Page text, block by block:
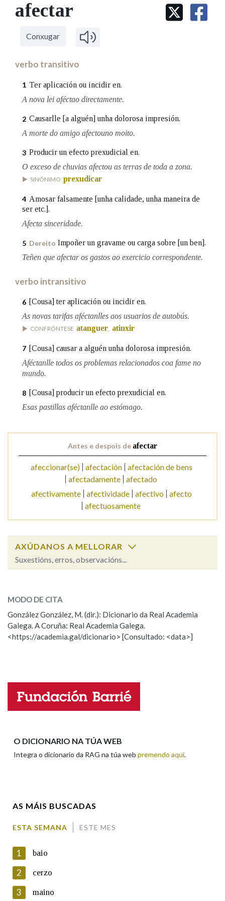
IDENTIDADE CORPORATIVA
MARCIAL DEL ADALID
FIGURAS HOMENAXEADAS
Facebook
TwitterYoutubeInstagram
Bluesky
BUSCAR NOS LEMAS
Comeza por
BUSCAR NO CONTIDO
Nas definicións
Nos exemplos
Na fraseoloxía
OUTRAS OPCIÓNS DE BUSCA
Marcas gramaticais
Pertence a
LIMPAR
afectar
Conxugar
verbo transitivo
1 Ter aplicación ou incidir en.
A nova lei aféctao directamente.
2 Causarlle [a alguén] unha dolorosa impresión.
A morte do amigo afectouno moito.
3 Producir un efecto prexudicial en.
O exceso de chuvias afectou as terras de toda a zona.
SINÓNIMO prexudicar
4 Amosar falsamente [unha calidade, unha maneira de
ser etc.].
Afecta sinceridade.
5 Dereito Impoñer un gravame ou carga sobre [un ben].
Teñen que afectar os gastos ao exercicio correspondente.
verbo intransitivo
6
[Cousa] ter aplicación ou incidir en.
As novas tarifas aféctanlles aos usuarios de autobús.
CONFRÓNTESE atanguer, atinxir
7 [Cousa] causar a alguén unha dolorosa impresión.
Aféctanlle todos os problemas relacionados coa fame no
mundo.
8 [Cousa] producir un efecto prexudicial en.
Esas pastillas aféctanlle ao estómago.
Antes e despois de afectar
afeccionar(se) afectación
afectación de bens
afectadamente afectado
afectivamente
afectividade afectivo
afecto
afectuosamente
AXÚDANOS A MELLORAR
Suxestións, erros, observacións...
ESCOLLE UNHA OPCIÓN:
Observación Hai un erro na palabra
Propoño mellorar a definición
Nome
En cumprimento da normativa vixente en materia de
MODO DE CITA
González González, M. (dir.): Dicionario da Real Academia
Galega. A Coruña: Real Academia Galega.
<https://academia.gal/dicionario> [Consultado: <data>]
O DICIONARIO NA TÚA WEB
Integra o dicionario da RAG na túa web premendo aquí.
AS MÁIS BUSCADAS
ESTA SEMANA ESTE MES
1 baio
2 cerzo
3 maino